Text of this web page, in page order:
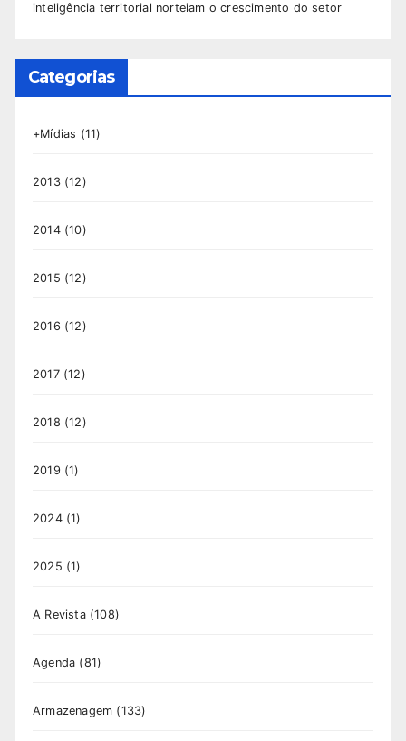
inteligência territorial norteiam o crescimento do setor
Categorias
+Mídias (11)
2013(12)
2014(10)
2015 (12)
2016 (12)
2017(12)
2018 (12)
2019 (1)
2024(1)
2025 (1)
A Revista(108)
Agenda (81)
Armazenagem (133)